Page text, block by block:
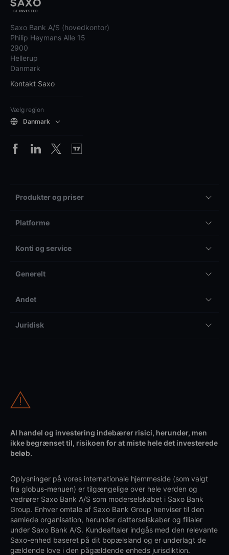
Saxo Bank A/S (hovedkontor)
Philip Heymans Alle 15
2900
Hellerup
Danmark
Kontakt Saxo
Vælg region
Danmark
Produkter og priser
Platforme
Konti og service
Generelt
Andet
Juridisk
Al handel og investering indebærer risici, herunder, men
ikke begrænset til, risikoen for at miste hele det investerede
beløb.
Oplysninger på vores internationale hjemmeside (som valgt
fra globus-menuen) er tilgængelige over hele verden og
vedrører Saxo Bank A/S som moderselskabet i Saxo Bank
Group. Enhver omtale af Saxo Bank Group henviser til den
samlede organisation, herunder datterselskaber og filialer
under Saxo Bank A/S. Kundeaftaler indgås med den relevante
Saxo-enhed baseret på dit bopælsland og er underlagt de
gældende love i den pågældende enheds jurisdiktion.